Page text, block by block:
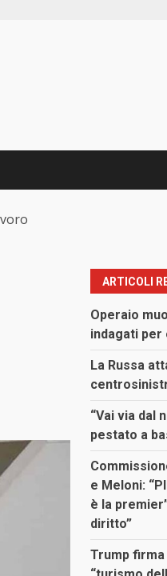
ARTICOLI
Operaio
indagati
La Russa
“Vai via dal
pestato a
e Meloni:
è la
diritto”
Trump